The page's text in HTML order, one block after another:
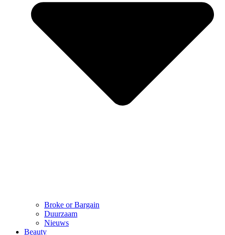
Broke or Bargain
Duurzaam
Nieuws
Beauty